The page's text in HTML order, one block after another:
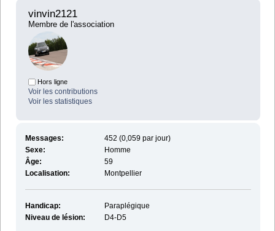
vinvin2121
Membre de l'association
Hors ligne
Voir les contributions
Voir les statistiques
Messages:
452 (0,059 par jour)
Sexe:
Homme
Âge:
59
Localisation:
Montpellier
Handicap:
Paraplégique
Niveau de lésion:
D4-D5